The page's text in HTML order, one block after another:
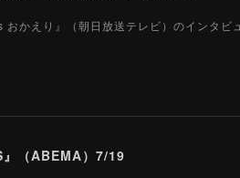
かえり』（朝日放送テレビ）のインタビ
』（ABEMA）7/19